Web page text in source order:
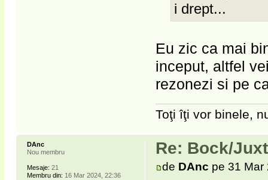
i drept...
Eu zic ca mai
inceput, altfel
rezonezi si pe
Toţi îţi vor binele,
Re: Bock/
de DAnc pe 31 Mar
DAnc
Nou membru
Mesaje: 21
Membru din: 16 Mar 2024, 22:36